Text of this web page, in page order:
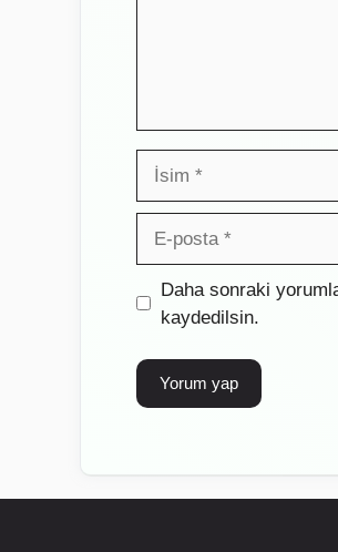
İsim
posta
İnternet
sitesi
Daha sonraki
kaydedilsin.